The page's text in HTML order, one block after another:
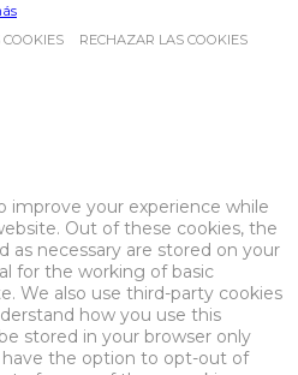
RECHAZAR LAS COOKIES
improve your experience while
Out of these cookies, the
as necessary are stored on your
for the working of basic
We also use third-party cookies
how you use this
stored in your browser only
have the option to opt-out of